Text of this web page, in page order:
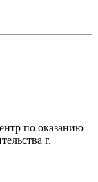
по оказанию
г.